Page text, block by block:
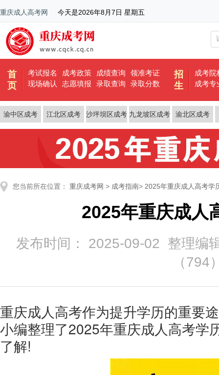
重庆成人高考网 今天是2026年8月7日 星期五
首
页
考试报名 成考政策 成绩查询
领准考证
现场确认
志愿填报 录取查询 录取分数
招
生
成考院
成考专
渝中区成考 江北区成考 沙坪坝区成考 九龙坡区成考 渝北区成考
您当前所在位置： 重庆成考网 > 成考指南> 2025年重庆成人高考学
2025年重庆成人
发布时间： 2025-09-02 整理编
（794
重庆成人高考作为提升学历的重要
小编整理了2025年重庆成人高考学
了解!